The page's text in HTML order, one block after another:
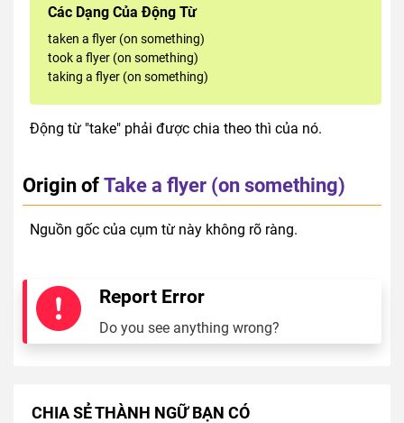
Các Dạng Của Động Từ
taken a flyer (on something)
took a flyer (on something)
taking a flyer (on something)
Động từ "take" phải được chia theo thì của nó.
Origin ofTake a flyer (on something)
Nguồn gốc của cụm từ này không rõ ràng.
Report Error
Do you see anything wrong?
CHIA SẺ THÀNH NGỮ BẠN CÓ